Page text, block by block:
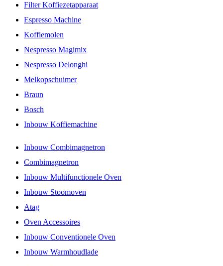
Filter Koffiezetapparaat
Espresso Machine
Koffiemolen
Nespresso Magimix
Nespresso Delonghi
Melkopschuimer
Braun
Bosch
Inbouw Koffiemachine
Inbouw Combimagnetron
Combimagnetron
Inbouw Multifunctionele Oven
Inbouw Stoomoven
Atag
Oven Accessoires
Inbouw Conventionele Oven
Inbouw Warmhoudlade